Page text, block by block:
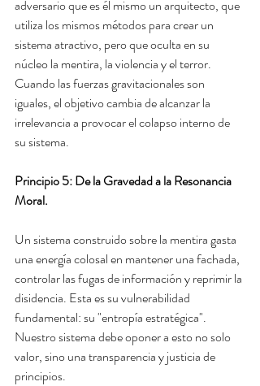
adversario que es él mismo un arquitecto, que
utiliza los mismos métodos para crear un
sistema atractivo, pero que oculta en su
núcleo la mentira, la violencia y el terror.
Cuando las fuerzas gravitacionales son
iguales, el objetivo cambia de alcanzar la
irrelevancia a provocar el colapso interno de
su sistema.
Principio 5: De la Gravedad a la Resonancia
Moral.
Un sistema construido sobre la mentira gasta
una energía colosal en mantener una fachada,
controlar las fugas de información y reprimir la
disidencia. Esta es su vulnerabilidad
fundamental: su "entropía estratégica".
Nuestro sistema debe oponer a esto no solo
valor, sino una transparencia y justicia de
principios.